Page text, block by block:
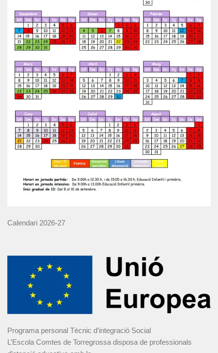
Calendari 2026-27
Programa personal Tècnic d’integració Social
L’Escola Comtes de Torregrossa disposa de professionals